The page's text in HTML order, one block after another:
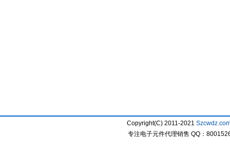
Copyright(C) 2011-2021
专注电子元件代理销售 QQ：